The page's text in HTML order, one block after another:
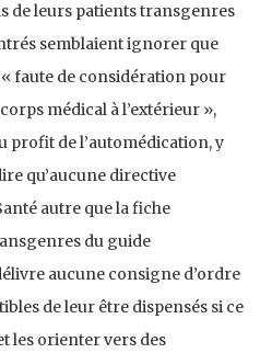
de leurs patients transgenres
semblaient ignorer que
faute de considération pour
médical à l’extérieur »,
profit de l’automédication, y
qu’aucune directive
autre que la fiche
du guide
aucune consigne d’ordre
de leur être dispensés si ce
les orienter vers des